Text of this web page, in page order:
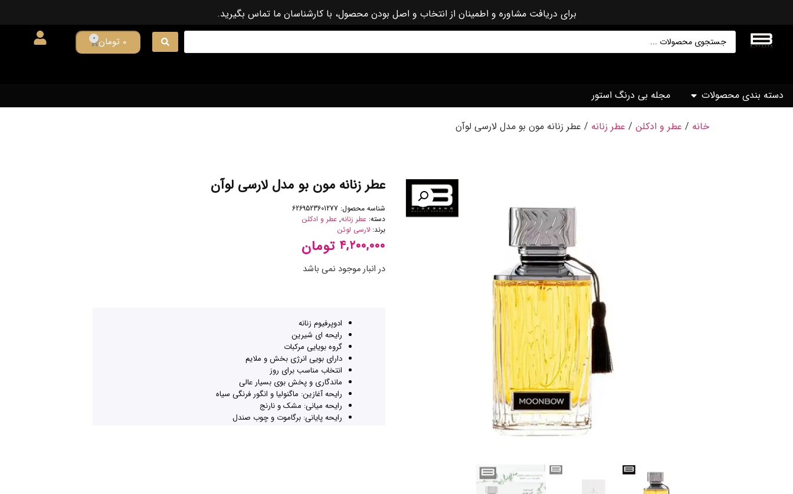
برای دریافت مشاوره و اطمینان از انتخاب و اصل بودن محصول، با کارشناسان ما تماس بگیرید.
۰ تومان 0
دسته بندی محصولات مجله بی درنگ استور
خانه / عطر و ادکلن / عطر زنانه / عطر زنانه مون بو مدل لارسی لوآن
عطر زنانه مون بو مدل لارسی لوآن
شناسه محصول: 6269523601277
دسته: عطر زنانه, عطر و ادکلن
برند: لارسی لوئن
۴,۲۰۰,۰۰۰ تومان
در انبار موجود نمی باشد
ادوپرفیوم زنانه
رایحه ای شیرین
گروه بویایی مرکبات
دارای بویی انرژی بخش و ملایم
انتخاب مناسب برای روز
ماندگاری و پخش بوی بسیار عالی
رایحه آغازین: ماگنولیا و انگور فرنگی سیاه
رایحه میانی: مشک و نارنج
رایحه پایانی: برگاموت و چوب صندل